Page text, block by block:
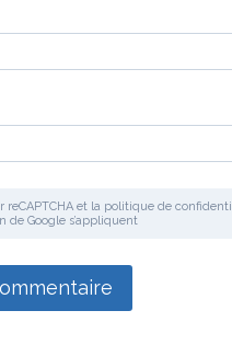
reCAPTCHA et la politique de
de Google s’appliquent